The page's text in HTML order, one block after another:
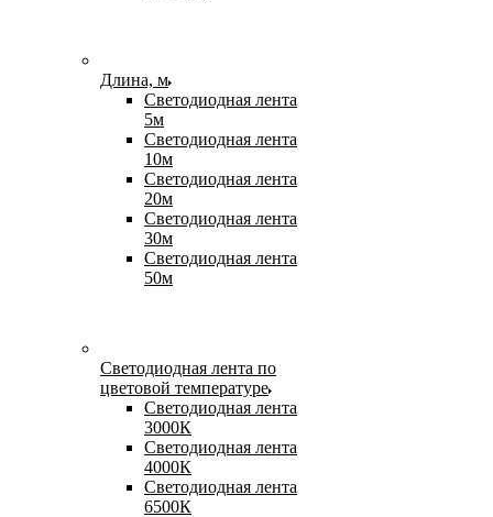
Длина, м
Светодиодная лента
5м
Светодиодная лента
10м
Светодиодная лента
20м
Светодиодная лента
30м
Светодиодная лента
50м
Светодиодная лента по
цветовой температуре
Светодиодная лента
3000К
Светодиодная лента
4000К
Светодиодная лента
6500К